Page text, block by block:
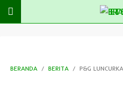
BERANDA BERITA P&G